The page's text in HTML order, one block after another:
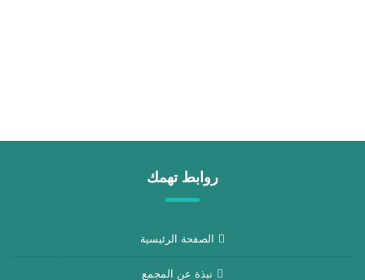
روابط تهمك
الصفحة الرئيسية
نبذة عن المجمع